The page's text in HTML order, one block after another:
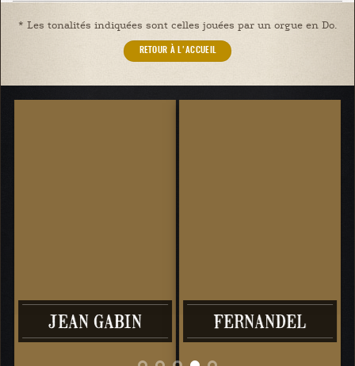
* Les tonalités indiquées sont celles jouées par un orgue en Do.
RETOUR À L'ACCUEIL
JEAN GABIN FERNANDEL